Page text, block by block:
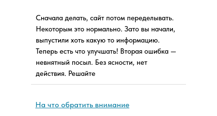
На что обратить внимание
Сначала делать, сайт потом переделывать.
Некоторым это нормально. Зато вы начали,
выпустили хоть какую то информацию.
Теперь есть что улучшать! Вторая ошибка —
невнятный посыл. Без ясности, нет
действия. Решайте